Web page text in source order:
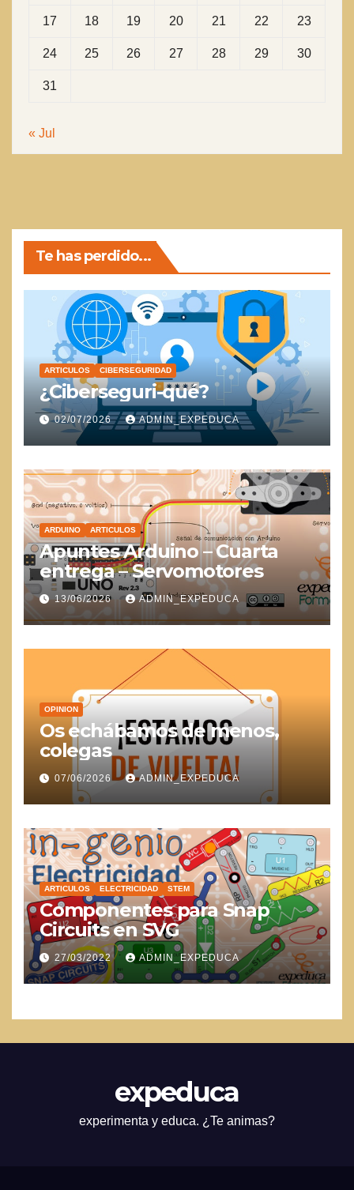
17 18 19 20 21 22 23
24 25 26 27 28 29 30
31
« Jul
Te has perdido...
ARTICULOS CIBERSEGURIDAD
¿Ciberseguri-qué?
02/07/2026 ADMIN_EXPEDUCA
ARDUINO ARTICULOS
Apuntes Arduino – Cuarta
entrega – Servomotores
13/06/2026 ADMIN_EXPEDUCA
OPINION
Os echábamos de menos,
colegas
07/06/2026 ADMIN_EXPEDUCA
ARTICULOS ELECTRICIDAD STEM
Componentes para Snap
Circuits en SVG
27/03/2022 ADMIN_EXPEDUCA
expeduca
experimenta y educa. ¿Te animas?